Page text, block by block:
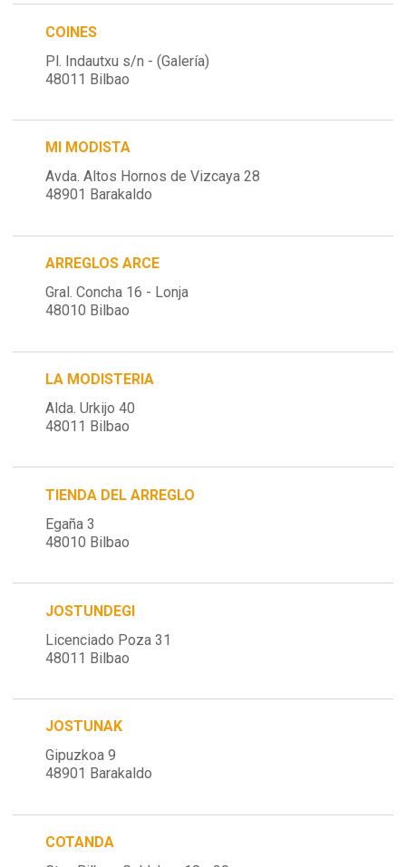
COINES
Pl. Indautxu s/n - (Galería)
48011 Bilbao
MI MODISTA
Avda. Altos Hornos de Vizcaya 28
48901 Barakaldo
ARREGLOS ARCE
Gral. Concha 16 - Lonja
48010 Bilbao
LA MODISTERIA
Alda. Urkijo 40
48011 Bilbao
TIENDA DEL ARREGLO
Egaña 3
48010 Bilbao
JOSTUNDEGI
Licenciado Poza 31
48011 Bilbao
JOSTUNAK
Gipuzkoa 9
48901 Barakaldo
COTANDA